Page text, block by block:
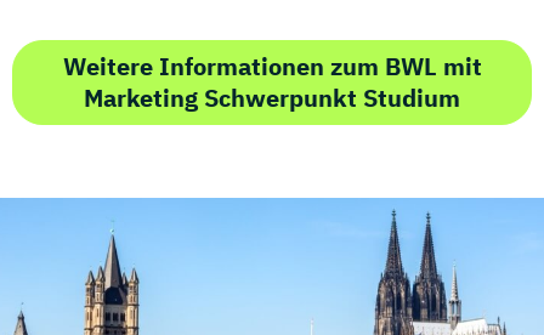
Weitere Informationen zum BWL mit
Marketing Schwerpunkt Studium